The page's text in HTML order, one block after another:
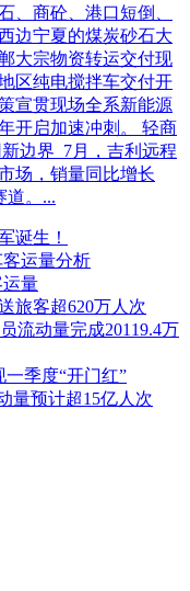
人应及时查看、下载
网上发布后即认为所
澄清文件、修改文件)
相关文件、资料，或
被否决或不利于中标
后不退(只有成功报
投标人才有资格参加
间，下同)为2024年2
通过河北省公共资源
)递交电子投标
交易平台将予以拒
资源交易服务平台
子招投标交易平台
、商砼、港口短倒、
边宁夏的煤炭砂石大
大宗物资转运交付现
区纯电搅拌车交付开
宣贯现场全系新能源
开启加速冲刺。 轻商
边界 7月，吉利远程
场，销量同比增长
道。...
诞生！
客运量分析
运量
旅客超620万人次
流动量完成20119.4万
一季度“开门红”
量预计超15亿人次